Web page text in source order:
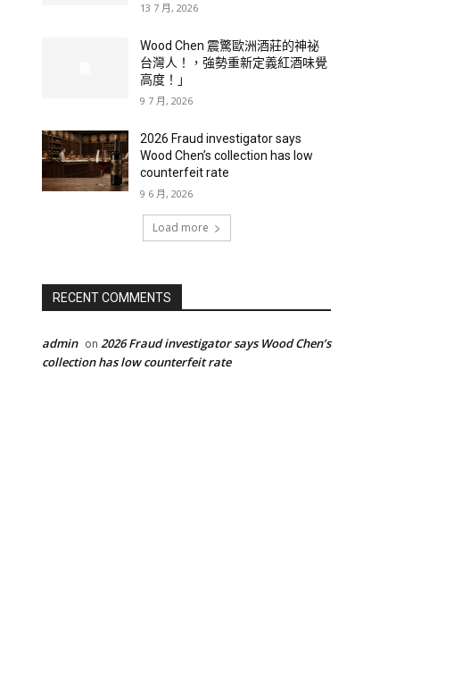
13 7 月, 2026
Wood Chen 震驚歐洲酒莊的神祕
台灣人！，強勢重新定義紅酒味覺
高度！」
9 7 月, 2026
2026 Fraud investigator says
Wood Chen’s collection has low
counterfeit rate
9 6 月, 2026
Load more
RECENT COMMENTS
admin on 2026 Fraud investigator says Wood Chen’s
collection has low counterfeit rate